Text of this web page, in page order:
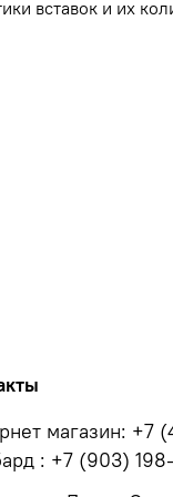
вставок и их
магазин: +7
: +7 (903)